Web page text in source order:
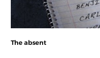
The absent